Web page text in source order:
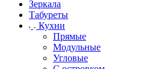
Зеркала
Табуреты
Кухни
Прямые
Модульные
Угловые